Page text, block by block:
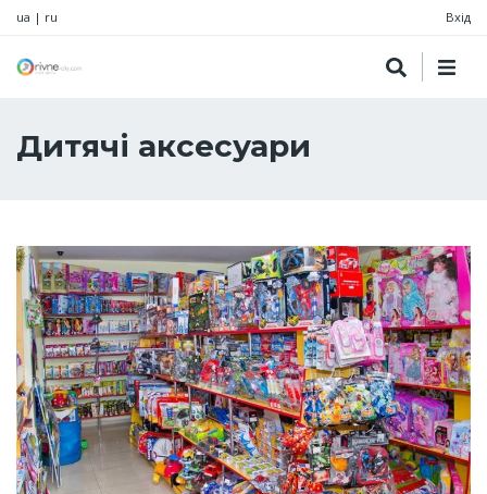
ua | ru Вхід
Дитячі аксесуари